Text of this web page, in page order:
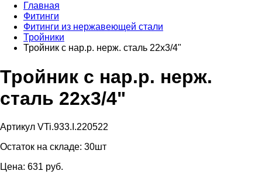
Главная
Фитинги
Фитинги из нержавеющей стали
Тройники
Тройник с нар.р. нерж. сталь 22х3/4"
Тройник с нар.р. нерж.
сталь 22х3/4"
Артикул VTi.933.I.220522
Остаток на складе: 30шт
Цена: 631 pуб.